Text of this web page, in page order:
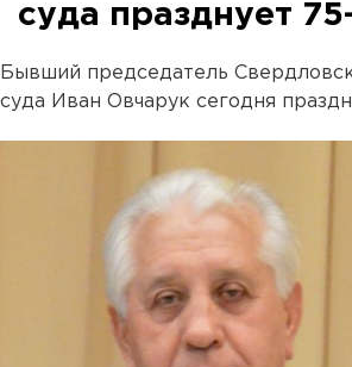
суда празднует
Бывший председатель
суда Иван Овчарук сегодня